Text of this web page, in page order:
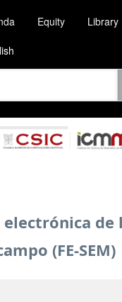
Equity Library
de
(FE-SEM)